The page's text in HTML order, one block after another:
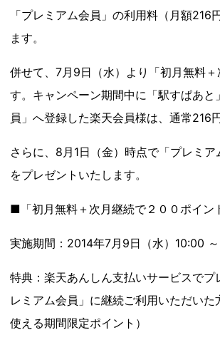
「プレミアム会員」の利用料（月額
ます。
併せて、7月9日（水）より「初月無料
す。キャンペーン期間中に「駅すぱあ
員」へ登録した楽天会員様は、通常216
さらに、8月1日（金）時点で「プレミ
をプレゼントいたします。
■「初月無料＋次月継続で２００ポイン
実施期間：2014年7月9日（水）10:00
特典：楽天あんしん支払いサービスで
レミアム会員」に継続ご利用いただい
使える期間限定ポイント）